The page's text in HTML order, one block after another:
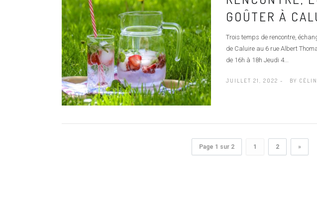
GOÛTER À
Trois temps de rencontre,
de Caluire au 6 rue Albert
de 16h à 18h Jeudi 4...
JUILLET 21, 2022 - BY
Page 1 sur 2 1 2 »